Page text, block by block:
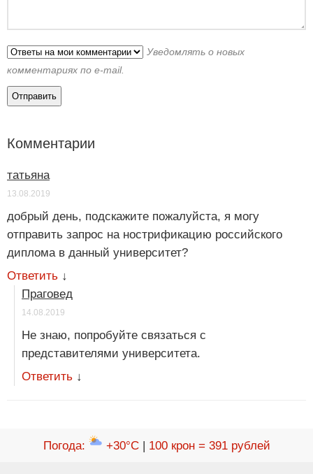
Уведомлять о новых
комментариях по e-mail.
Комментарии
татьяна
13.08.2019
добрый день, подскажите пожалуйста, я могу
отправить запрос на нострификацию российского
диплома в данный университет?
Ответить ↓
Праговед
14.08.2019
Не знаю, попробуйте связаться с
представителями университета.
Ответить ↓
Погода: +30°C| 100 крон = 391 рублей